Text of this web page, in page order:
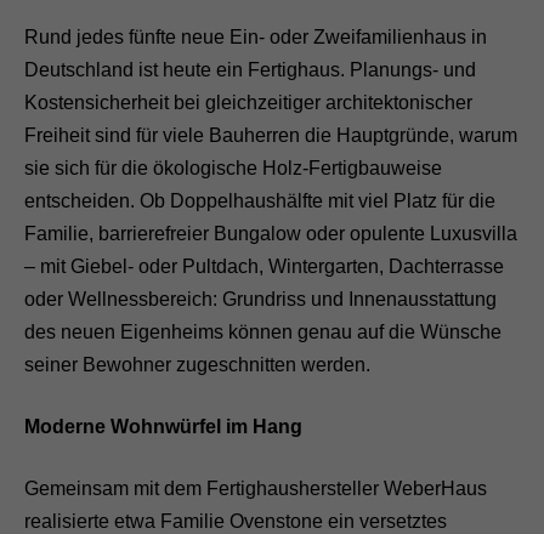
Rund jedes fünfte neue Ein- oder Zweifamilienhaus in
Deutschland ist heute ein Fertighaus. Planungs- und
Kostensicherheit bei gleichzeitiger architektonischer
Freiheit sind für viele Bauherren die Hauptgründe, warum
sie sich für die ökologische Holz-Fertigbauweise
entscheiden. Ob Doppelhaushälfte mit viel Platz für die
Familie, barrierefreier Bungalow oder opulente Luxusvilla
– mit Giebel- oder Pultdach, Wintergarten, Dachterrasse
oder Wellnessbereich: Grundriss und Innenausstattung
des neuen Eigenheims können genau auf die Wünsche
seiner Bewohner zugeschnitten werden.
Moderne Wohnwürfel im Hang
Gemeinsam mit dem Fertighaushersteller WeberHaus
realisierte etwa Familie Ovenstone ein versetztes